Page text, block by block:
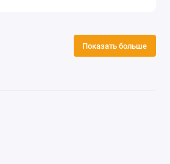
Показать больше